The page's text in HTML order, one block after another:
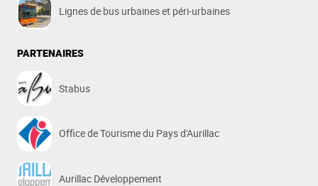
Lignes de bus urbaines et péri-urbaines
PARTENAIRES
Stabus
Office de Tourisme du Pays d'Aurillac
Aurillac Développement